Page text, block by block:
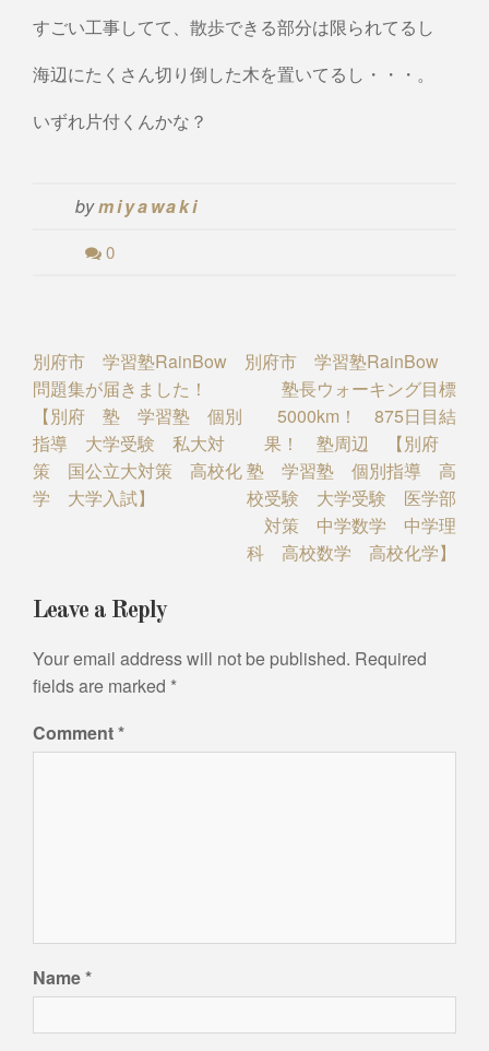
すごい工事してて、散歩できる部分は限られてるし
海辺にたくさん切り倒した木を置いてるし・・・。
いずれ片付くんかな？
bymiyawaki
0
Post
navigation
別府市 学習塾RainBow
問題集が届きました！
【別府 塾 学習塾 個別
指導 大学受験 私大対
策 国公立大対策 高校化
学 大学入試】
別府市 学習塾RainBow
塾長ウォーキング目標
5000km！ 875日目結
果！ 塾周辺 【別府
塾 学習塾 個別指導 高
校受験 大学受験 医学部
対策 中学数学 中学理
科 高校数学 高校化学】
Leave a Reply
Your email address will not be published. Required
fields are marked *
Comment*
Name*